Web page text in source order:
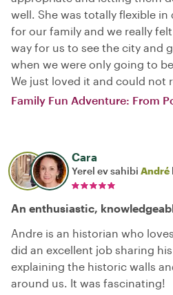
well. She was totally flexible
for our family and we really
way for us to see the city and
when we were only going to
We just loved it and could not
Family Fun Adventure: From
Cara
Yerel ev sahibi André
An enthusiastic,
Andre is an historian who
did an excellent job sharing
explaining the historic walls
around us. It was fascinating!